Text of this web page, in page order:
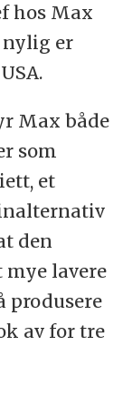
hos Max
nylig er
Max både
som
et
den
mye lavere
produsere
av for tre